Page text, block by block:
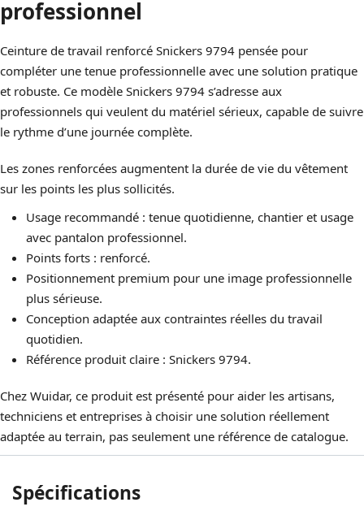
professionnel
Ceinture de travail renforcé Snickers 9794 pensée pour
compléter une tenue professionnelle avec une solution pratique
et robuste. Ce modèle Snickers 9794 s’adresse aux
professionnels qui veulent du matériel sérieux, capable de suivre
le rythme d’une journée complète.
Les zones renforcées augmentent la durée de vie du vêtement
sur les points les plus sollicités.
Usage recommandé : tenue quotidienne, chantier et usage
avec pantalon professionnel.
Points forts : renforcé.
Positionnement premium pour une image professionnelle
plus sérieuse.
Conception adaptée aux contraintes réelles du travail
quotidien.
Référence produit claire : Snickers 9794.
Chez Wuidar, ce produit est présenté pour aider les artisans,
techniciens et entreprises à choisir une solution réellement
adaptée au terrain, pas seulement une référence de catalogue.
Spécifications